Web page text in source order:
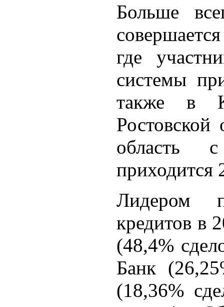
Больше
где
системы
также в
область
приходится
Лидером
кредитов в
(48,4%
Банк
(18,36%